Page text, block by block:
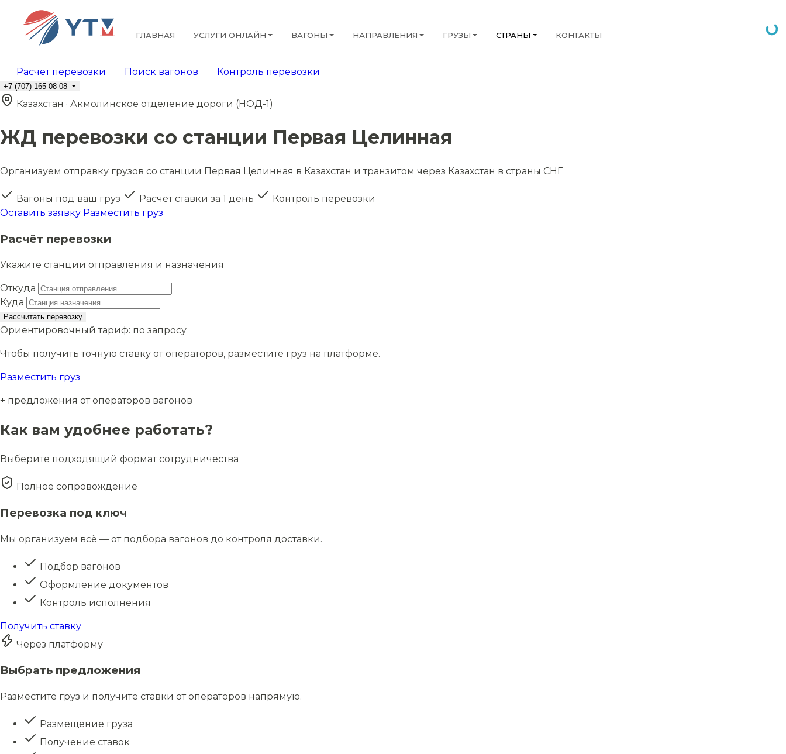
ГЛАВНАЯ УСЛУГИ ОНЛАЙН ВАГОНЫ НАПРАВЛЕНИЯ ГРУЗЫ СТРАНЫ КОНТАКТЫ
Расчет перевозки Поиск вагонов Контроль перевозки
+7 (707) 165 08 08
Казахстан · Акмолинское отделение дороги (НОД-1)
ЖД перевозки со станции Первая Целинная
Организуем отправку грузов со станции Первая Целинная в Казахстан и транзитом через Казахстан в страны СНГ
Вагоны под ваш груз Расчёт ставки за 1 день
Контроль перевозки
Оставить заявку Разместить груз
Расчёт перевозки
Укажите станции отправления и назначения
Откуда
Куда
Рассчитать перевозку
Ориентировочный тариф: по запросу
Чтобы получить точную ставку от операторов, разместите груз на платформе.
Разместить груз
+ предложения от операторов вагонов
Как вам удобнее работать?
Выберите подходящий формат сотрудничества
Полное сопровождение
Перевозка под ключ
Мы организуем всё — от подбора вагонов до контроля доставки.
Подбор вагонов
Оформление документов
Контроль исполнения
Получить ставку
Через платформу
Выбрать предложения
Разместите груз и получите ставки от операторов напрямую.
Размещение груза
Получение ставок